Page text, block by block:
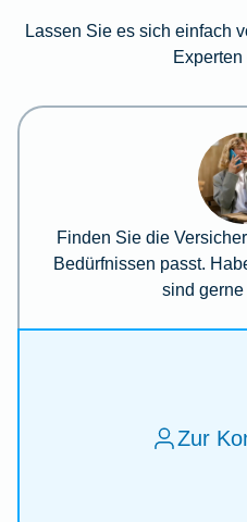
Lassen Sie es sich einfach
Experten
Finden Sie die
Bedürfnissen passt.
sind
Zur